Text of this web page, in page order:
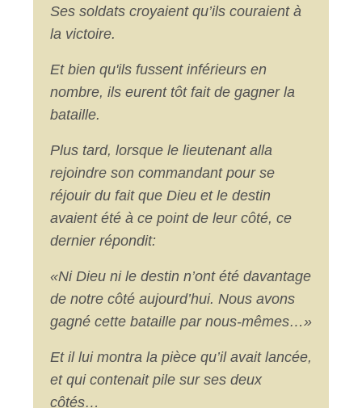
Ses soldats croyaient qu’ils couraient à
la victoire.
Et bien qu'ils fussent inférieurs en
nombre, ils eurent tôt fait de gagner la
bataille.
Plus tard, lorsque le lieutenant alla
rejoindre son commandant pour se
réjouir du fait que Dieu et le destin
avaient été à ce point de leur côté, ce
dernier répondit:
«Ni Dieu ni le destin n’ont été davantage
de notre côté aujourd’hui. Nous avons
gagné cette bataille par nous-mêmes…»
Et il lui montra la pièce qu’il avait lancée,
et qui contenait pile sur ses deux
côtés…